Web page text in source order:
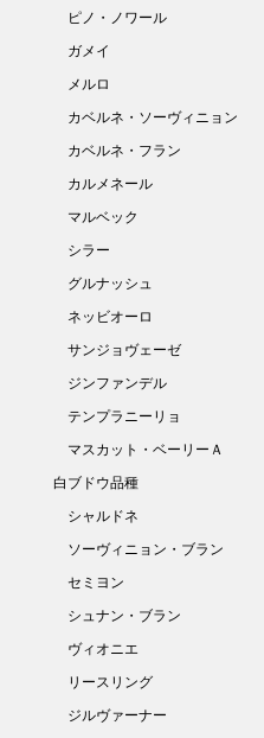
ピノ・ノワール
ガメイ
メルロ
カベルネ・ソーヴィニョン
カベルネ・フラン
カルメネール
マルベック
シラー
グルナッシュ
ネッビオーロ
サンジョヴェーゼ
ジンファンデル
テンプラニーリョ
マスカット・ベーリーＡ
白ブドウ品種
シャルドネ
ソーヴィニョン・ブラン
セミヨン
シュナン・ブラン
ヴィオニエ
リースリング
ジルヴァーナー